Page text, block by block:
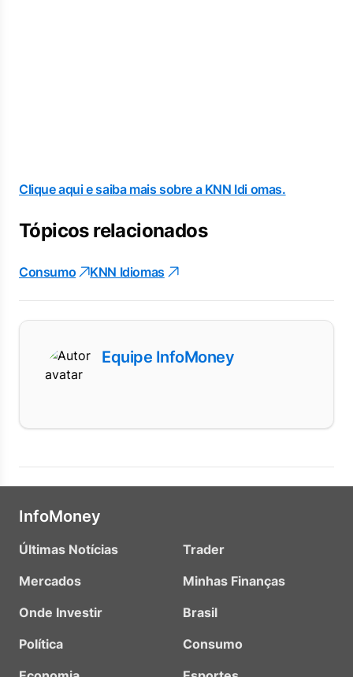
Clique aqui e saiba mais sobre a KNN Idi omas.
Tópicos relacionados
Consumo KNN Idiomas
Equipe InfoMoney
InfoMoney
Últimas Notícias
Mercados
Onde Investir
Política
Trader
Minhas Finanças
Brasil
Consumo